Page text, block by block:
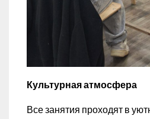
Культурная атмосфера
Все занятия проходят в